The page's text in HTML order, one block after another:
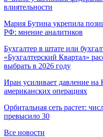
влиятельности
Мария Бутина укрепила
РФ: мнение аналитиков
Бухгалтер в штате или
«Бухгалтерский Квартал»
выбрать в 2026 году
Иран усиливает давление на
американских операциях
Орбитальная сеть растет:
превысило 30
Все новости